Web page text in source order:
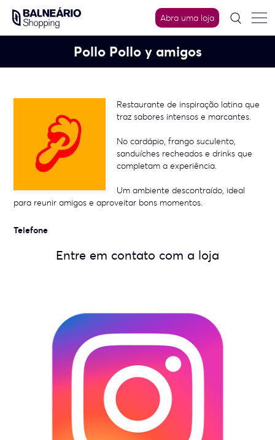
content
Abra uma loja
Pollo Pollo y amigos
Restaurante de inspiração latina que
traz sabores intensos e marcantes.
No cardápio, frango suculento,
sanduíches recheados e drinks que
completam a experiência.
Um ambiente descontraído, ideal
para reunir amigos e aproveitar bons momentos.
Telefone
Entre em contato com a loja